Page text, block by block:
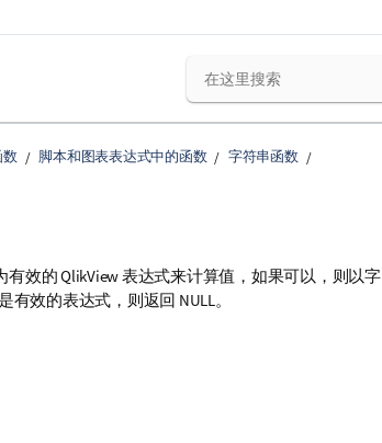
数 脚本和图表表达式中的函数 字符串函数
有效的QlikView表达式来计算值，如果可以，则以字
有效的表达式，则返回 NULL。